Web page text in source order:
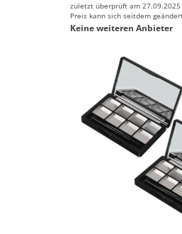
zuletzt überprüft am
Preis kann sich seitdem
Keine weiteren Anbieter